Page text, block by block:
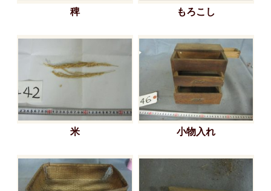
稗 もろこし
米 小物入れ